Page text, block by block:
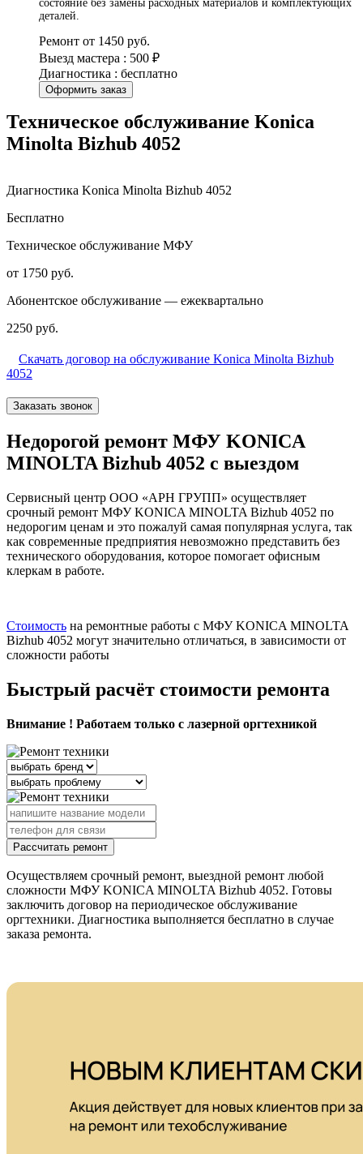
состояние без замены расходных материалов и комплектующих
деталей.
Ремонт от 1450 руб.
Выезд мастера : 500 ₽
Диагностика : бесплатно
Оформить заказ
Техническое обслуживание Konica
Minolta Bizhub 4052
Диагностика Konica Minolta Bizhub 4052
Бесплатно
Техническое обслуживание МФУ
от 1750 руб.
Абонентское обслуживание — ежеквартально
2250 руб.
Скачать договор на обслуживание Konica Minolta Bizhub
4052
Заказать звонок
Недорогой ремонт МФУ KONICA
MINOLTA Bizhub 4052 с выездом
Сервисный центр ООО «АРН ГРУПП» осуществляет
срочный ремонт МФУ KONICA MINOLTA Bizhub 4052 по
недорогим ценам и это пожалуй самая популярная услуга, так
как современные предприятия невозможно представить без
технического оборудования, которое помогает офисным
клеркам в работе.
Стоимость на ремонтные работы с МФУ KONICA MINOLTA
Bizhub 4052 могут значительно отличаться, в зависимости от
сложности работы
Быстрый расчёт стоимости ремонта
Внимание ! Работаем только с лазерной оргтехникой
Рассчитать ремонт
Осуществляем срочный ремонт, выездной ремонт любой
сложности МФУ KONICA MINOLTA Bizhub 4052. Готовы
заключить договор на периодическое обслуживание
оргтехники. Диагностика выполняется бесплатно в случае
заказа ремонта.